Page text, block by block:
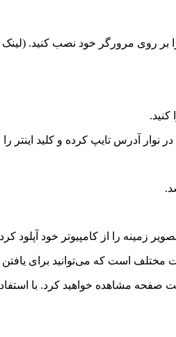
بر روی مرورگر خود نصب کنید.
است که می‌توانید برای یافتن
مشاهده خواهید کرد. با استفاده